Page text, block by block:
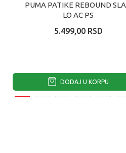
PUMA PATIKE REBOUND
LO AC PS
5.499,00 RSD
DODAJ U KORPU